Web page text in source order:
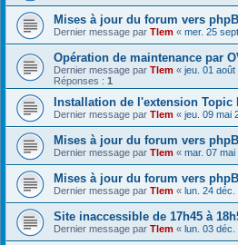
Mises à jour du forum vers
Dernier message par Tlem « mer. 25
Opération de maintenance par
Dernier message par Tlem « jeu. 01
Réponses : 1
Installation de l'extension Topic
Dernier message par Tlem « jeu. 09 mai
Mises à jour du forum vers
Dernier message par Tlem « mar. 07
Mises à jour du forum vers
Dernier message par Tlem « lun. 24 déc.
Site inaccessible de 17h45 à
Dernier message par Tlem « lun. 03 déc.